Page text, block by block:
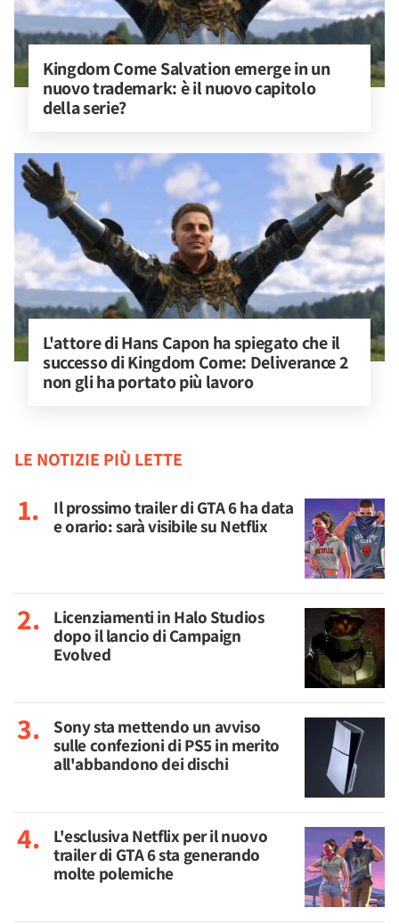
Kingdom Come Salvation emerge in un
nuovo trademark: è il nuovo capitolo
della serie?
L'attore di Hans Capon ha spiegato che il
successo di Kingdom Come: Deliverance 2
non gli ha portato più lavoro
LE NOTIZIE PIÙ LETTE
Il prossimo trailer di GTA 6 ha data
e orario: sarà visibile su Netflix
Licenziamenti in Halo Studios
dopo il lancio di Campaign
Evolved
Sony sta mettendo un avviso
sulle confezioni di PS5 in merito
all'abbandono dei dischi
L'esclusiva Netflix per il nuovo
trailer di GTA 6 sta generando
molte polemiche